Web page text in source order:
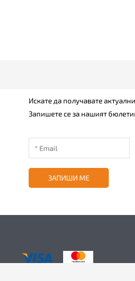
Искате да получавате
Запишете се за нашият
ЗАПИШИ МЕ